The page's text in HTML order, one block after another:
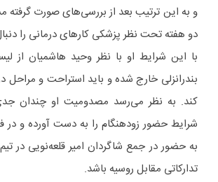
و به این ترتیب بعد از بررسی‌های صورت
دو هفته تحت نظر پزشکی کارهای درمانی را
با این شرایط او با نظر وحید هاشمیان از
بندرانزلی خارج شده و باید استراحت و مراحل
کند. به نظر می‌رسد مصدومیت او چندان جدی
شرایط حضور زودهنگام را به دست آورده و در
به حضور در جمع شاگردان امیر قلعه‌نویی در
تدارکاتی مقابل روسیه باشد.